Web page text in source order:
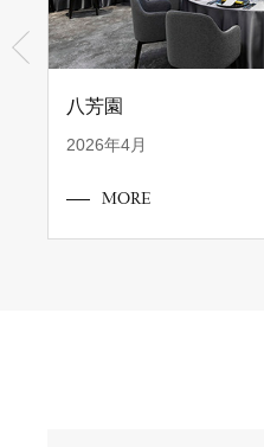
八芳園
2026年4月
MORE